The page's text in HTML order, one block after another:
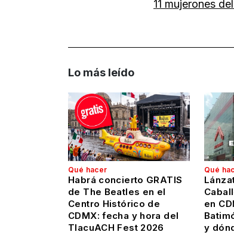
11 mujerones
Lo más leído
Qué hacer
Habrá concierto GRATIS
de The Beatles en el
Centro Histórico de
CDMX: fecha y hora del
TlacuACH Fest 2026
Qué
en
y